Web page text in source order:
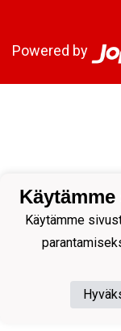
Powered by
Käytämme